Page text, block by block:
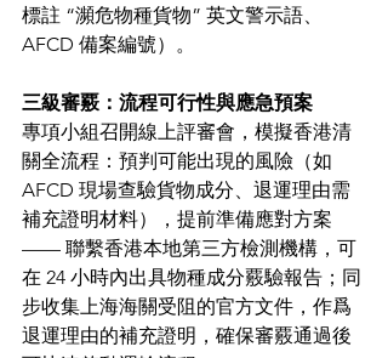
標註 “瀕危物種貨物” 英文警示語、
AFCD 備案編號）。
三級審覈：流程可行性與應急預案
專項小組召開線上評審會，模擬香港清
關全流程：預判可能出現的風險（如
AFCD 現場查驗貨物成分、退運理由需
補充證明材料），提前準備應對方案
—— 聯繫香港本地第三方檢測機構，可
在 24 小時內出具物種成分覈驗報告；同
步收集上海海關受阻的官方文件，作爲
退運理由的補充證明，確保審覈通過後